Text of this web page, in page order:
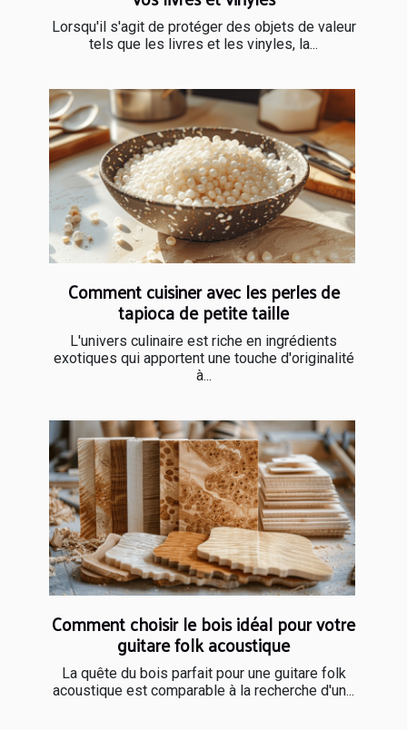
Lorsqu'il s'agit de protéger des objets de valeur
tels que les livres et les vinyles, la...
Comment cuisiner avec les perles de
tapioca de petite taille
L'univers culinaire est riche en ingrédients
exotiques qui apportent une touche d'originalité
à...
Comment choisir le bois idéal pour votre
guitare folk acoustique
La quête du bois parfait pour une guitare folk
acoustique est comparable à la recherche d'un...